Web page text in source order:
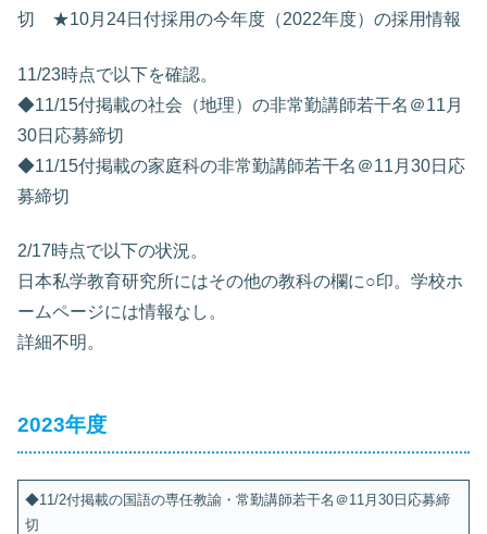
切 ★10月24日付採用の今年度（2022年度）の採用情報
11/23時点で以下を確認。
◆11/15付掲載の社会（地理）の非常勤講師若干名＠11月
30日応募締切
◆11/15付掲載の家庭科の非常勤講師若干名＠11月30日応
募締切
2/17時点で以下の状況。
日本私学教育研究所にはその他の教科の欄に○印。学校ホ
ームページには情報なし。
詳細不明。
2023年度
◆11/2付掲載の国語の専任教諭・常勤講師若干名＠11月30日応募締
切